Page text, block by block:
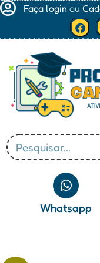
Faça login ou
Whatsapp